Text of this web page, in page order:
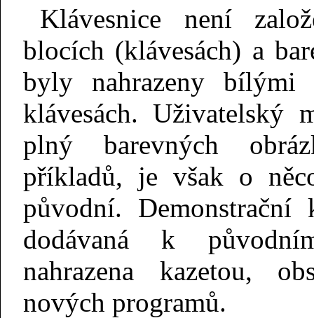
Klávesnice není
blocích (klávesách) a
byly nahrazeny bílými
klávesách. Uživatelský
plný barevných
příkladů, je však o
původní. Demonstrační
dodávaná k
nahrazena kazetou,
nových programů.